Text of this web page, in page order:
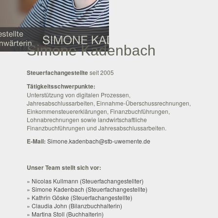
Simone Kadenbach
Steuerfachangestellteseit 2005
Tätigkeitsschwerpunkte:
Unterstützung von digitalen Prozessen,
Jahresabschlussarbeiten, Einnahme-Überschussrechnungen,
Einkommensteuererklärungen, Finanzbuchführungen,
Lohnabrechnungen sowie landwirtschaftliche
Finanzbuchführungen und Jahresabschlussarbeiten.
E-Mail: Simone.kadenbach@stb-uwemente.de
Unser Team stellt sich vor:
» Nicolas Kullmann (Steuerfachangestellter)
» Simone Kadenbach (Steuerfachangestellte)
» Kathrin Göske (Steuerfachangestellte)
» Claudia John (Bilanzbuchhalterin)
» Martina Stoll (Buchhalterin)